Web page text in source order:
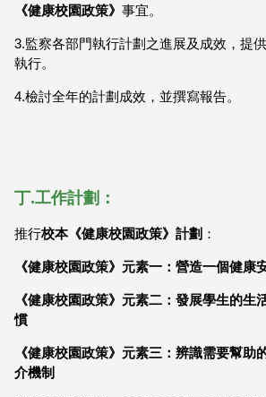
《健康校園政策》 事宜。
3.監察各部門執行計劃之進展及成效，提
執行。
4.檢討全年的計劃成效，並撰寫報告。
丁.工作計劃：
推行校本《健康校園政策》計劃 ：
《健康校園政策》元素一：營造一個健康
《健康校園政策》元素二：發展學生的生
慣
《健康校園政策》元素三：辨識需要幫助
介機制